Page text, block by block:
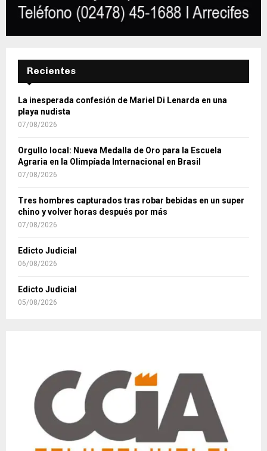
Recientes
La inesperada confesión de Mariel Di Lenarda en una
playa nudista
07/08/2026
Orgullo local: Nueva Medalla de Oro para la Escuela
Agraria en la Olimpíada Internacional en Brasil
07/08/2026
Tres hombres capturados tras robar bebidas en un super
chino y volver horas después por más
07/08/2026
Edicto Judicial
06/08/2026
Edicto Judicial
05/08/2026